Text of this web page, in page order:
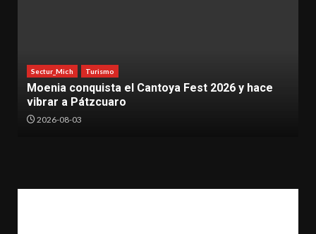
hace
Sectur_Mich
Impulsa Sectur catálogo nacional de
para atraer producciones audiovisuales